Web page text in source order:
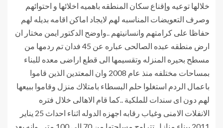
خلالها توعيه وإقناع سكان المنطقه باهميه اخلائها و احتوائهم
وصرف التعويضات المناسبه لهم لايجاد اماكن اقامه بديله لهم
حفاظا على كرامتهم وانسانيتهم ..واوضح الدكتور ايمن مختار ان
ارض منطقه عبده الصالحى عباره عن 45 فدان تم ردمها من
مسطح بحيره المنزله وتقسيمها الى قطع اراضى معده للبناء
بمساحات مختلفه منذ عام 2008 وان المعتدين الذين قاموا
باعمال الردم استغلوا حلم البسطاء بامتلاك منزل وقاموا ببيعها
لهم دون اى سندات للملكية ..كما قام الاهالى خلال فتره
الانفلات الامنى وغياب رقابه اجهزه الدوله اثناء احداث 25 يناير
2011 ببناء منازل تتراوح مساحتها من 70 الى 100 متر ..وانه بعد